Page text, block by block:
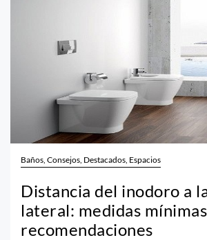
Baños, Consejos, Destacados, Espacios
Distancia del inodoro a
lateral: medidas
recomendaciones